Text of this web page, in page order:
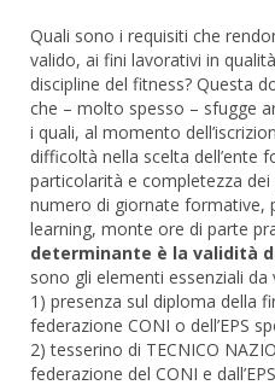
Quali sono i requisiti che
valido, ai fini lavorativi in
discipline del fitness? Questa
che – molto spesso – sfugge
i quali, al momento
difficoltà nella scelta dell’ente
particolarità e completezza
numero di giornate formative,
learning, monte ore di parte
determinante è la validità
sono gli elementi essenziali da
1) presenza sul diploma della
federazione CONI o dell’EPS
2) tesserino di TECNICO
federazione del CONI e